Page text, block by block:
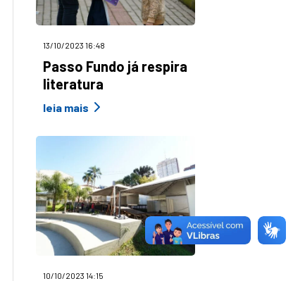
13/10/2023 16:48
Passo Fundo já respira
literatura
leia mais
10/10/2023 14:15